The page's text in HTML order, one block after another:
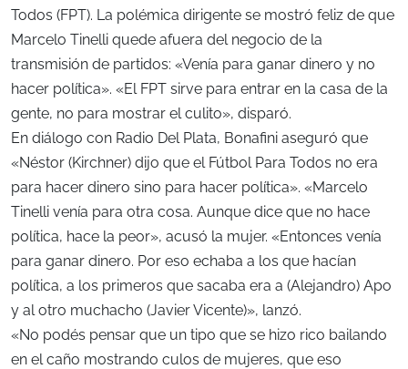
Todos (FPT). La polémica dirigente se mostró feliz de que
Marcelo Tinelli quede afuera del negocio de la
transmisión de partidos: «Venía para ganar dinero y no
hacer política». «El FPT sirve para entrar en la casa de la
gente, no para mostrar el culito», disparó.
En diálogo con Radio Del Plata, Bonafini aseguró que
«Néstor (Kirchner) dijo que el Fútbol Para Todos no era
para hacer dinero sino para hacer política». «Marcelo
Tinelli venía para otra cosa. Aunque dice que no hace
política, hace la peor», acusó la mujer. «Entonces venía
para ganar dinero. Por eso echaba a los que hacían
política, a los primeros que sacaba era a (Alejandro) Apo
y al otro muchacho (Javier Vicente)», lanzó.
«No podés pensar que un tipo que se hizo rico bailando
en el caño mostrando culos de mujeres, que eso